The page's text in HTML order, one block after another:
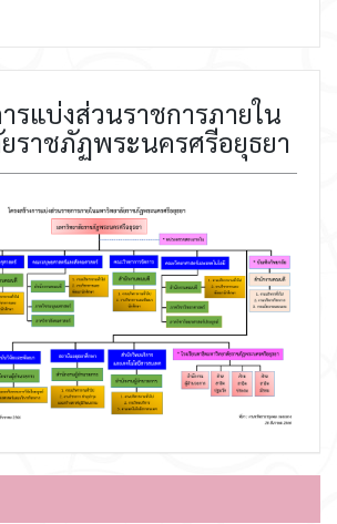
รแบ่งส่วนราชการภายใน
ราชภัฏพระนครศรีอยุธยา